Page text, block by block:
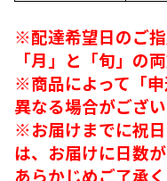
※配達希望日のご
「月」と「旬」の
※商品によって「
異なる場合がござい
※お届けまでに祝
は、お届けに日数
あらかじめご了承